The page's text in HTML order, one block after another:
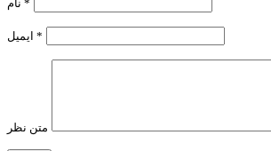
*
*
متن نظر